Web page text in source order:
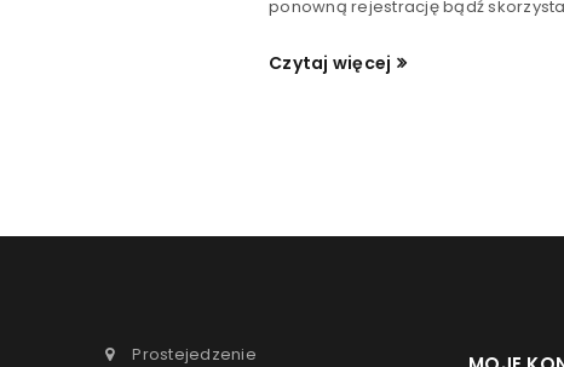
ponowną rejestrację bądź
Czytaj więcej
Prostejedzenie